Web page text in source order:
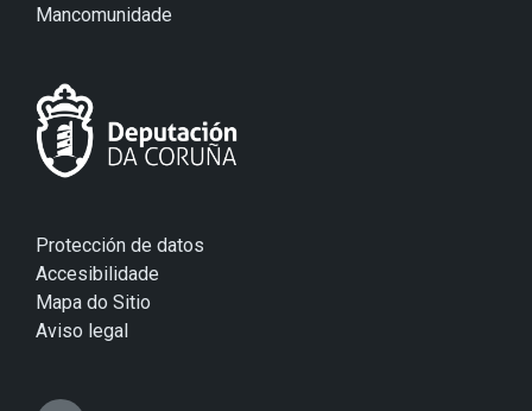
Mancomunidade
Protección de datos
Accesibilidade
Mapa do Sitio
Aviso legal